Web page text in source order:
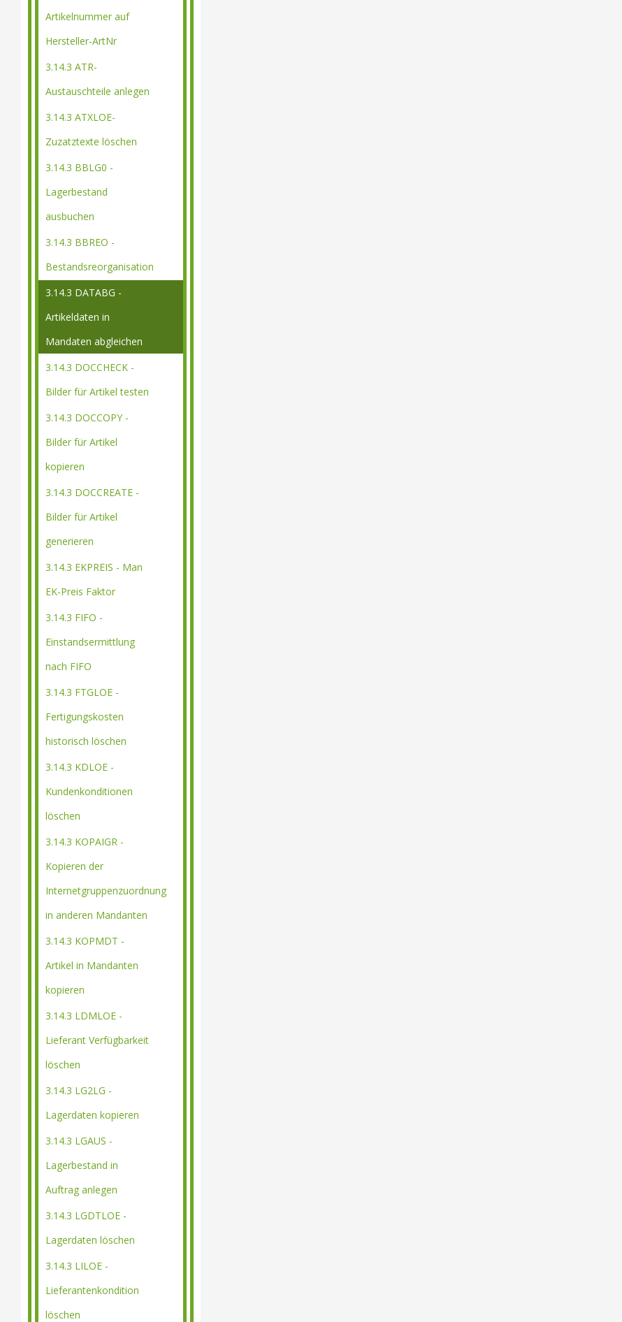
Artikelnummer auf
Hersteller-ArtNr
3.14.3 ATR-
Austauschteile anlegen
3.14.3 ATXLOE-
Zuzatztexte löschen
3.14.3 BBLG0 -
Lagerbestand
ausbuchen
3.14.3 BBREO -
Bestandsreorganisation
3.14.3 DATABG -
Artikeldaten in
Mandaten abgleichen
3.14.3 DOCCHECK -
Bilder für Artikel testen
3.14.3 DOCCOPY -
Bilder für Artikel
kopieren
3.14.3 DOCCREATE -
Bilder für Artikel
generieren
3.14.3 EKPREIS - Man
EK-Preis Faktor
3.14.3 FIFO -
Einstandsermittlung
nach FIFO
3.14.3 FTGLOE -
Fertigungskosten
historisch löschen
3.14.3 KDLOE -
Kundenkonditionen
löschen
3.14.3 KOPAIGR -
Kopieren der
Internetgruppenzuordnung
in anderen Mandanten
3.14.3 KOPMDT -
Artikel in Mandanten
kopieren
3.14.3 LDMLOE -
Lieferant Verfügbarkeit
löschen
3.14.3 LG2LG -
Lagerdaten kopieren
3.14.3 LGAUS -
Lagerbestand in
Auftrag anlegen
3.14.3 LGDTLOE -
Lagerdaten löschen
3.14.3 LILOE -
Lieferantenkondition
löschen